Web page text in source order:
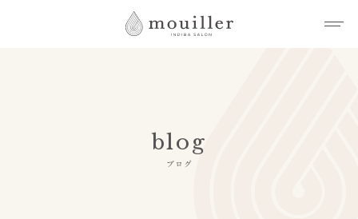
blog
ブログ